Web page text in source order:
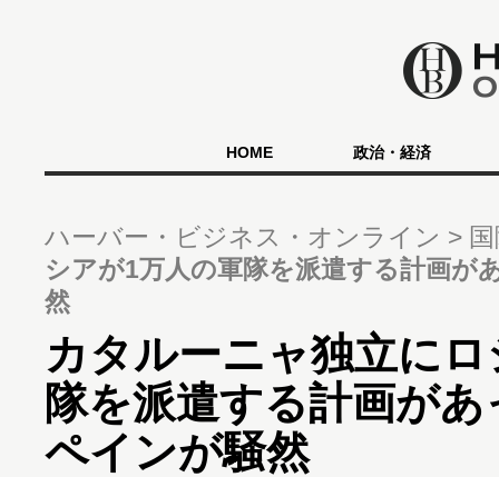
HOME 政治・経済
ハーバー・ビジネス・オンライン
シアが1万人の軍隊を派遣する計画が
然
カタルーニャ独立に
隊を派遣する計画が
ペインが騒然